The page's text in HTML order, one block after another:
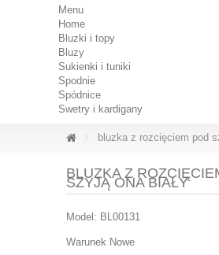
Menu
Home
Bluzki i topy
Bluzy
Sukienki i tuniki
Spodnie
Spódnice
Swetry i kardigany
bluzka z rozcięciem pod
BLUZKA Z
SZYJĄ ONA BIAŁY
Model: BL00131
Warunek Nowe